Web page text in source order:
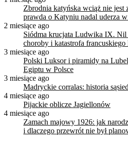
Zbrodnia katyńska wciąż nie jest
prawda o Katyniu nadal uderza
2 miesiące ago
Siódma krucjata Ludwika IX. Nil
choroby i katastrofa
3 miesiące ago
Polski Luksor i piramidy na
Egiptu w Polsce
3 miesiące ago
Madryckie corralas: historia
4 miesiące ago
Pijackie oblicze Jagiellonów
4 miesiące ago
Zamach majowy 1926: jak
i dlaczego przewrót nie był